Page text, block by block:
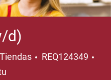
d)
REQ124349